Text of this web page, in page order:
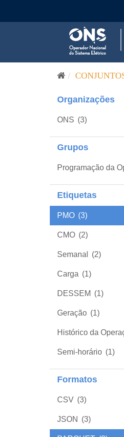
Organizações
ONS (3)
Grupos
Programação da
Etiquetas
PMO (3)
CMO (2)
Semanal (2)
Carga (1)
DESSEM (1)
Geração (1)
Histórico da
Semi-horário (1)
Formatos
CSV (3)
JSON (3)